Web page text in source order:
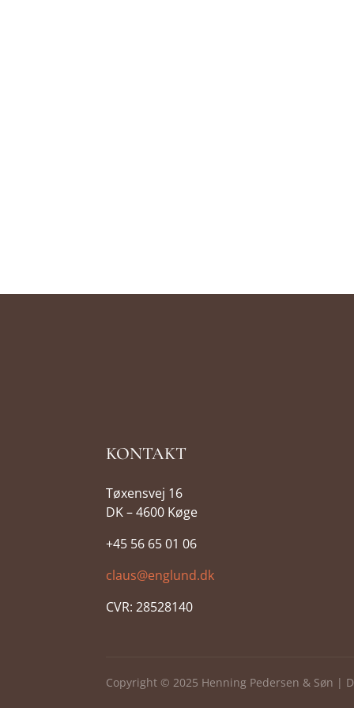
KONTAKT
Tøxensvej 16
DK – 4600 Køge
+45 56 65 01 06
claus@englund.dk
CVR:28528140
Copyright © 2025 Henning Pedersen & Søn |